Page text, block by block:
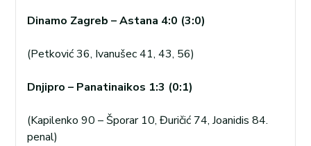
Dinamo Zagreb – Astana 4:0 (3:0)
(Petković 36, Ivanušec 41, 43, 56)
Dnjipro – Panatinaikos 1:3 (0:1)
(Kapilenko 90 – Šporar 10, Đuričić 74, Joanidis 84.
penal)